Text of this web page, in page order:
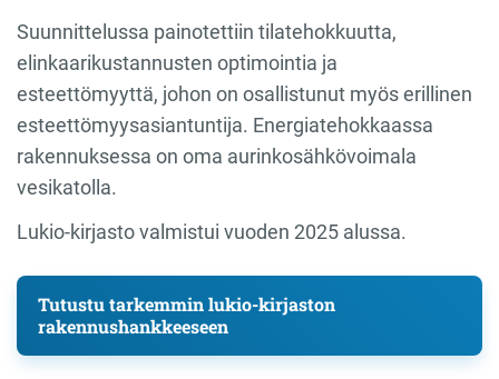
Suunnittelussa painotettiin tilatehokkuutta,
elinkaarikustannusten optimointia ja
esteettömyyttä, johon on osallistunut myös erillinen
esteettömyysasiantuntija. Energiatehokkaassa
rakennuksessa on oma aurinkosähkövoimala
vesikatolla.
Lukio-kirjasto valmistui vuoden 2025 alussa.
Tutustu tarkemmin lukio-kirjaston
rakennushankkeeseen